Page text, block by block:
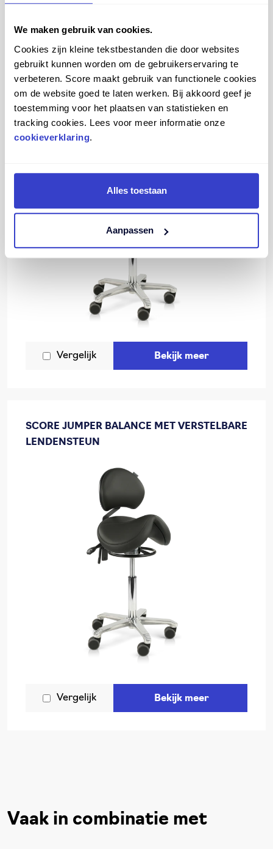
We maken gebruik van cookies.
Cookies zijn kleine tekstbestanden die door websites
gebruikt kunnen worden om de gebruikerservaring te
verbeteren. Score maakt gebruik van functionele cookies
om de website goed te laten werken. Bij akkoord geef je
toestemming voor het plaatsen van statistieken en
tracking cookies. Lees voor meer informatie onze
cookieverklaring.
Alles toestaan
Aanpassen
Vergelijk
SCORE JUMPER MET LENDENSTEUN
Vergelijk Bekijk meer
SCORE JUMPER BALANCE MET VERSTELBARE
LENDENSTEUN
Vergelijk Bekijk meer
Vaak in combinatie met